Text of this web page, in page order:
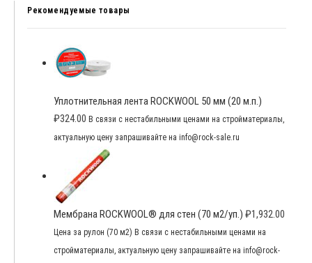
Рекомендуемые товары
Уплотнительная лента ROCKWOOL 50 мм (20 м.п.)
₽324.00 В связи с нестабильными ценами на стройматериалы,
актуальную цену запрашивайте на info@rock-sale.ru
Мембрана ROCKWOOL® для стен (70 м2/уп.) ₽1,932.00
Цена за рулон (70 м2) В связи с нестабильными ценами на
стройматериалы, актуальную цену запрашивайте на info@rock-